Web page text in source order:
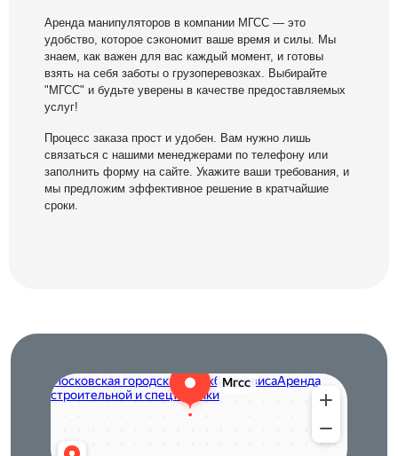
Аренда манипуляторов в компании МГСС — это
удобство, которое сэкономит ваше время и силы. Мы
знаем, как важен для вас каждый момент, и готовы
взять на себя заботы о грузоперевозках. Выбирайте
"МГСС" и будьте уверены в качестве предоставляемых
услуг!
Процесс заказа прост и удобен. Вам нужно лишь
связаться с нашими менеджерами по телефону или
заполнить форму на сайте. Укажите ваши требования, и
мы предложим эффективное решение в кратчайшие
сроки.
Московская городская служба сервиса
IT-компания в Москве
Строительный инструмент в Москве